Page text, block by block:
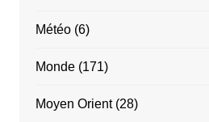
Météo(6)
Monde(171)
Moyen Orient(28)